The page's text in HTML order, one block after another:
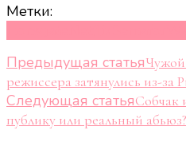
Метки:
Навигация
по
записям
Предыдущая статья
режиссера затянулись из-за
Следующая статьяСобчак
публику или реальный абьюз?